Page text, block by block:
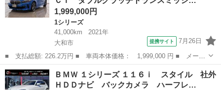
1,999,000円
1シリーズ
41,000km
2021年
大和市
提携サイト 7月26日
■ 支払総額: 226.2万円 ■ 車両本体価格： 1,999,000 円 ■ メーカ
ー名： ＢＭＷ ■ 車種名： １シリーズ ■ グレード名： １１８
ｉ Ｍスポーツ ＤＣＴ ダブルクラッチトランスミッション装備
ステップ...
神奈川 大和市
ＢＭＷ １シリーズ １１６ｉ スタイル 社外
ＨＤＤナビ バックカメラ ハーフレ…